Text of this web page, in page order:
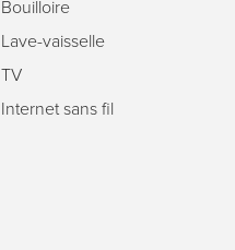
Bouilloire
Lave-vaisselle
TV
Internet sans fil